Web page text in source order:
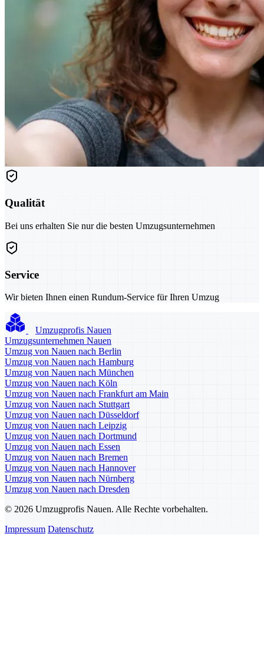
Qualität
Bei uns erhalten Sie nur die besten Umzugsunternehmen
Service
Wir bieten Ihnen einen Rundum-Service für Ihren Umzug
Umzugprofis Nauen
Umzugsunternehmen Nauen
Umzug von Nauen nach Berlin
Umzug von Nauen nach Hamburg
Umzug von Nauen nach München
Umzug von Nauen nach Köln
Umzug von Nauen nach Frankfurt am Main
Umzug von Nauen nach Stuttgart
Umzug von Nauen nach Düsseldorf
Umzug von Nauen nach Leipzig
Umzug von Nauen nach Dortmund
Umzug von Nauen nach Essen
Umzug von Nauen nach Bremen
Umzug von Nauen nach Hannover
Umzug von Nauen nach Nürnberg
Umzug von Nauen nach Dresden
© 2026 Umzugprofis Nauen. Alle Rechte vorbehalten.
Impressum Datenschutz